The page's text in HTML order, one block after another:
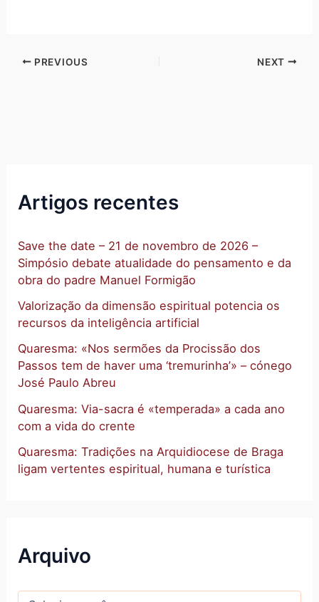
PREVIOUS NEXT
Artigos recentes
Save the date – 21 de novembro de 2026 –
Simpósio debate atualidade do pensamento e da
obra do padre Manuel Formigão
Valorização da dimensão espiritual potencia os
recursos da inteligência artificial
Quaresma: «Nos sermões da Procissão dos
Passos tem de haver uma ‘tremurinha’» – cónego
José Paulo Abreu
Quaresma: Via-sacra é «temperada» a cada ano
com a vida do crente
Quaresma: Tradições na Arquidiocese de Braga
ligam vertentes espiritual, humana e turística
Arquivo